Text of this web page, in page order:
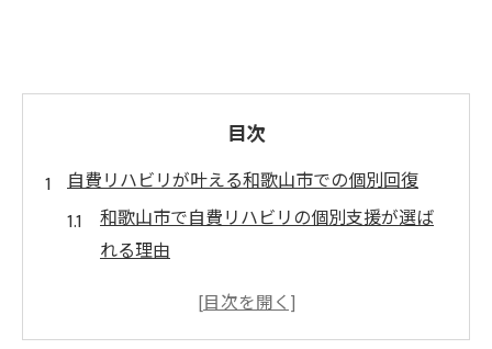
目次
自費リハビリが叶える和歌山市での個別回復
和歌山市で自費リハビリの個別支援が選ば
れる理由
回復期リハビリテーション病院との違いと